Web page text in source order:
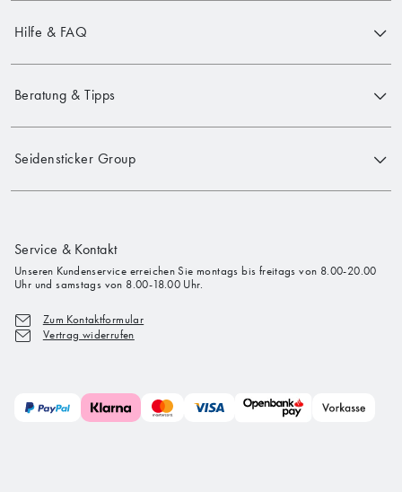
Hilfe & FAQ
Beratung & Tipps
Seidensticker Group
Service & Kontakt
Unseren Kundenservice erreichen Sie montags bis freitags von 8.00-20.00
Uhr und samstags von 8.00-18.00 Uhr.
Zum Kontaktformular
Vertrag widerrufen